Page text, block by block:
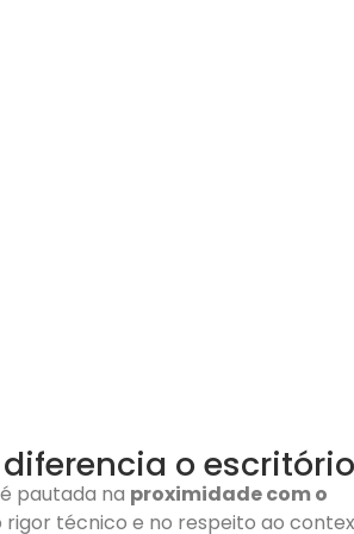
o escritório
pautada na proximidade com o
rigor técnico e no respeito ao